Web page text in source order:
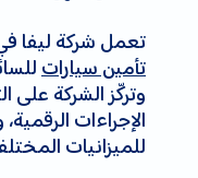
تعمل شركة ليفا
تأمين سيارات
وتركّز الشركة على
الإجراءات
للميزانيات